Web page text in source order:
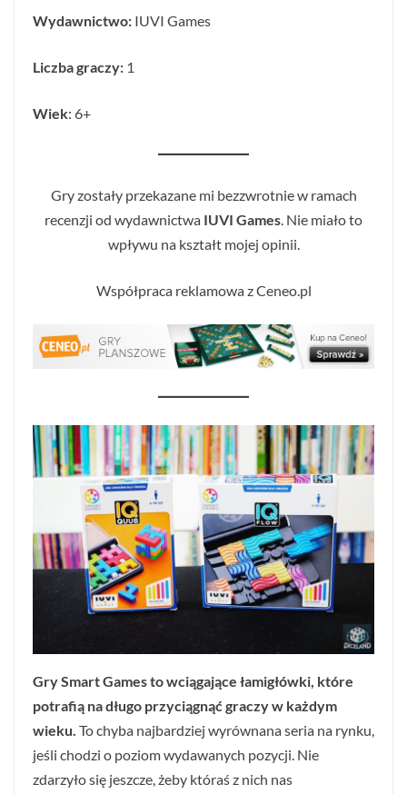
Wydawnictwo: IUVI Games
Liczba graczy: 1
Wiek: 6+
Gry zostały przekazane mi bezzwrotnie w ramach
recenzji od wydawnictwa IUVI Games. Nie miało to
wpływu na kształt mojej opinii.
Współpraca reklamowa z Ceneo.pl
Gry Smart Games to wciągające łamigłówki, które
potrafią na długo przyciągnąć graczy w każdym
wieku. To chyba najbardziej wyrównana seria na rynku,
jeśli chodzi o poziom wydawanych pozycji. Nie
zdarzyło się jeszcze, żeby któraś z nich nas